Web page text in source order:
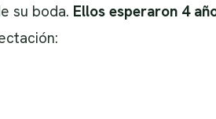
su boda. Ellos esperaron 4